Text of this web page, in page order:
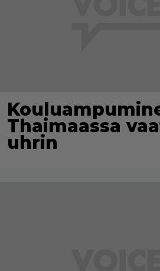
Thaimaassa
uhrin